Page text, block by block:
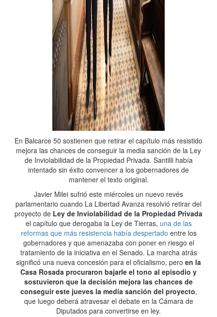
En Balcarce 50 sostienen que retirar el capítulo más resistido
mejora las chances de conseguir la media sanción de la Ley
de Inviolabilidad de la Propiedad Privada. Santilli había
intentado sin éxito convencer a los gobernadores de
mantener el texto original.
Javier Milei sufrió este miércoles un nuevo revés
parlamentario cuando La Libertad Avanza resolvió retirar del
proyecto de Ley de Inviolabilidad de la Propiedad Privada
el capítulo que derogaba la Ley de Tierras, una de las
reformas que más resistencia había despertado entre los
gobernadores y que amenazaba con poner en riesgo el
tratamiento de la iniciativa en el Senado. La marcha atrás
significó una nueva concesión para el oficialismo, pero en la
Casa Rosada procuraron bajarle el tono al episodio y
sostuvieron que la decisión mejora las chances de
conseguir este jueves la media sanción del proyecto,
que luego deberá atravesar el debate en la Cámara de
Diputados para convertirse en ley.